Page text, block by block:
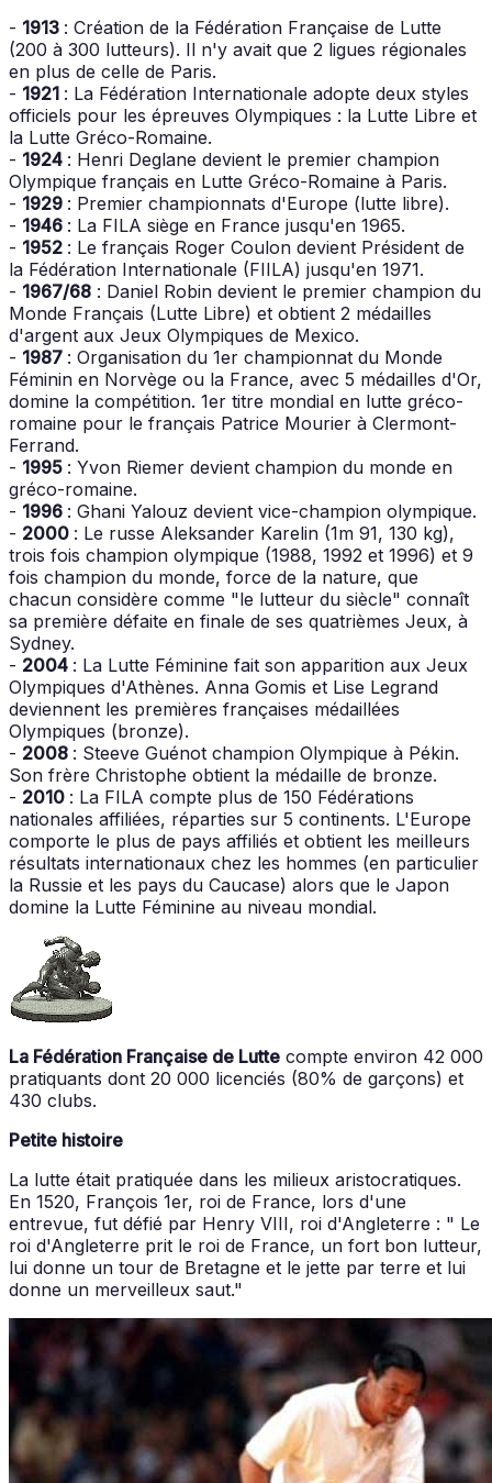
- 1913 : Création de la Fédération Française de Lutte
(200 à 300 lutteurs). Il n'y avait que 2 ligues régionales
en plus de celle de Paris.
- 1921 : La Fédération Internationale adopte deux styles
officiels pour les épreuves Olympiques : la Lutte Libre et
la Lutte Gréco-Romaine.
- 1924 : Henri Deglane devient le premier champion
Olympique français en Lutte Gréco-Romaine à Paris.
- 1929 : Premier championnats d'Europe (lutte libre).
- 1946 : La FILA siège en France jusqu'en 1965.
- 1952 : Le français Roger Coulon devient Président de
la Fédération Internationale (FIILA) jusqu'en 1971.
- 1967/68 : Daniel Robin devient le premier champion du
Monde Français (Lutte Libre) et obtient 2 médailles
d'argent aux Jeux Olympiques de Mexico.
- 1987 : Organisation du 1er championnat du Monde
Féminin en Norvège ou la France, avec 5 médailles d'Or,
domine la compétition. 1er titre mondial en lutte gréco-
romaine pour le français Patrice Mourier à Clermont-
Ferrand.
- 1995 : Yvon Riemer devient champion du monde en
gréco-romaine.
- 1996 : Ghani Yalouz devient vice-champion olympique.
- 2000 : Le russe Aleksander Karelin (1m 91, 130 kg),
trois fois champion olympique (1988, 1992 et 1996) et 9
fois champion du monde, force de la nature, que
chacun considère comme "le lutteur du siècle" connaît
sa première défaite en finale de ses quatrièmes Jeux, à
Sydney.
- 2004 : La Lutte Féminine fait son apparition aux Jeux
Olympiques d'Athènes. Anna Gomis et Lise Legrand
deviennent les premières françaises médaillées
Olympiques (bronze).
- 2008 : Steeve Guénot champion Olympique à Pékin.
Son frère Christophe obtient la médaille de bronze.
- 2010 : La FILA compte plus de 150 Fédérations
nationales affiliées, réparties sur 5 continents. L'Europe
comporte le plus de pays affiliés et obtient les meilleurs
résultats internationaux chez les hommes (en particulier
la Russie et les pays du Caucase) alors que le Japon
domine la Lutte Féminine au niveau mondial.
La Fédération Française de Lutte compte environ 42 000
pratiquants dont 20 000 licenciés (80% de garçons) et
430 clubs.
Petite histoire
La lutte était pratiquée dans les milieux aristocratiques.
En 1520, François 1er, roi de France, lors d'une
entrevue, fut défié par Henry VIII, roi d'Angleterre : " Le
roi d'Angleterre prit le roi de France, un fort bon lutteur,
lui donne un tour de Bretagne et le jette par terre et lui
donne un merveilleux saut."